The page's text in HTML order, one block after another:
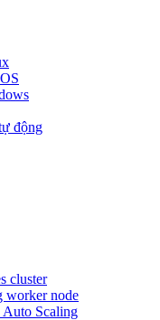
động
cluster
worker node
Auto Scaling